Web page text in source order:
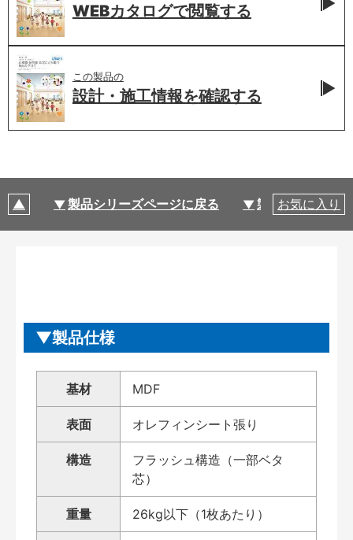
WEBカタログで閲覧する
この製品の
設計・施工情報を確認する
製品シリーズページに戻る 製品仕様
お気に入り
製品仕様
基材 MDF
表面 オレフィンシート張り
構造
フラッシュ構造（一部ベタ
芯）
重量 26kg以下（1枚あたり）